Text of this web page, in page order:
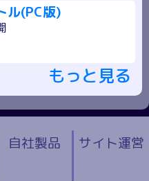
ル(PC版)
もっと見る
自社製品 サイト運営